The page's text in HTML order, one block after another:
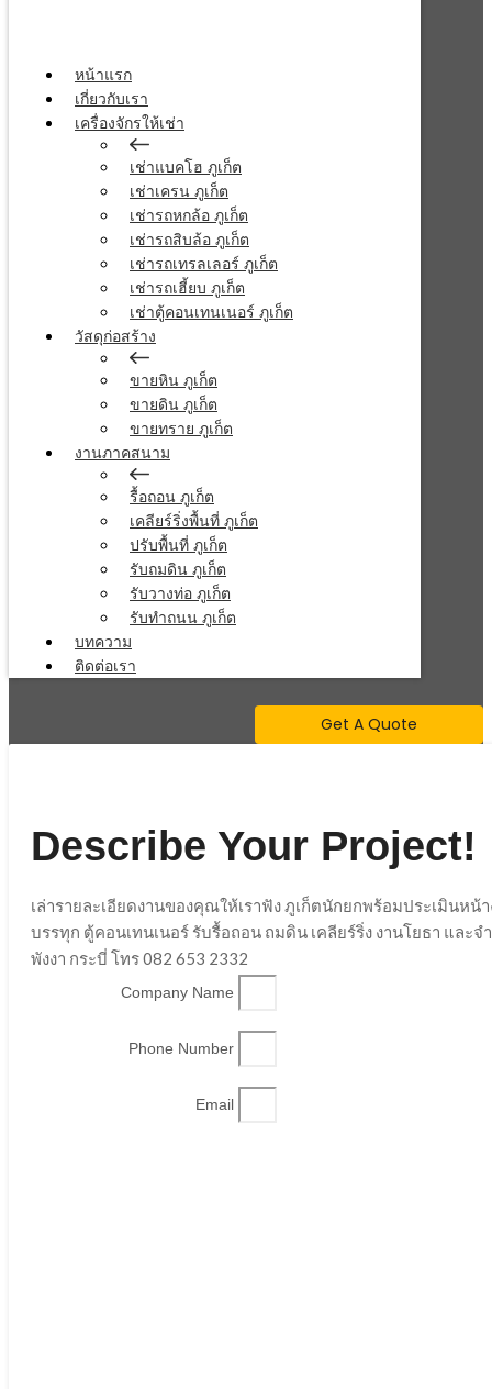
หน้าแรก
เกี่ยวกับเรา
เครื่องจักรให้เช่า
เช่าแบคโฮ ภูเก็ต
เช่าเครน ภูเก็ต
เช่ารถหกล้อ ภูเก็ต
เช่ารถสิบล้อ ภูเก็ต
เช่ารถเทรลเลอร์ ภูเก็ต
เช่ารถเฮี้ยบ ภูเก็ต
เช่าตู้คอนเทนเนอร์ ภูเก็ต
วัสดุก่อสร้าง
ขายหิน ภูเก็ต
ขายดิน ภูเก็ต
ขายทราย ภูเก็ต
งานภาคสนาม
รื้อถอน ภูเก็ต
เคลียร์ริ่งพื้นที่ ภูเก็ต
ปรับพื้นที่ ภูเก็ต
รับถมดิน ภูเก็ต
รับวางท่อ ภูเก็ต
รับทำถนน ภูเก็ต
บทความ
ติดต่อเรา
Get A Quote
Describe Your Project!
เล่ารายละเอียดงานของคุณให้เราฟัง ภูเก็ตนักยกพร้อมประเมินหน้
บรรทุก ตู้คอนเทนเนอร์ รับรื้อถอน ถมดิน เคลียร์ริ่ง งานโยธา และ
พังงา กระบี่ โทร 082 653 2332
Company Name
Phone Number
Email